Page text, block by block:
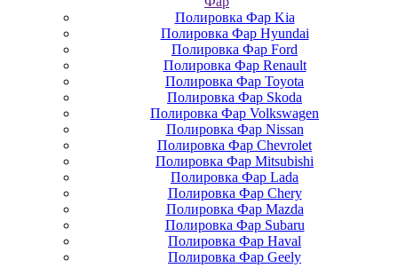
Полировка Фар Kia
Полировка Фар Hyundai
Полировка Фар Ford
Полировка Фар Renault
Полировка Фар Toyota
Полировка Фар Skoda
Полировка Фар Volkswagen
Полировка Фар Nissan
Полировка Фар Chevrolet
Полировка Фар Mitsubishi
Полировка Фар Lada
Полировка Фар Chery
Полировка Фар Mazda
Полировка Фар Subaru
Полировка Фар Haval
Полировка Фар Geely